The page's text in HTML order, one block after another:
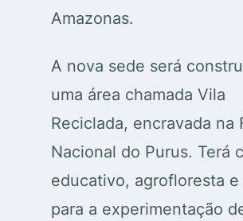
Amazonas.
A nova sede será
uma área chamada Vila
Reciclada, encravada na
Nacional do Purus. Terá
educativo, agrofloresta e
para a experimentação